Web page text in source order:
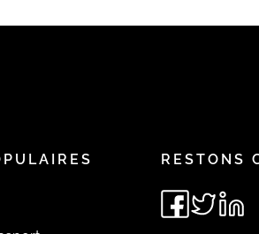
RESTONS